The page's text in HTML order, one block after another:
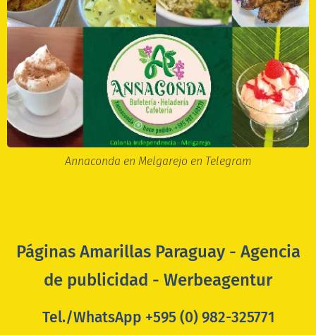
Annaconda en Melgarejo en Telegram
Páginas Amarillas Paraguay - Agencia
de publicidad - Werbeagentur
Tel./WhatsApp +595 (0) 982-325771